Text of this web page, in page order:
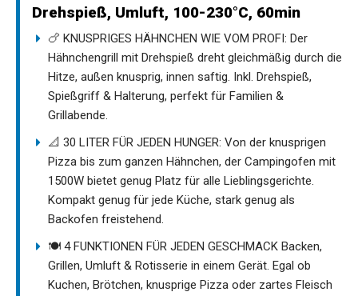
Drehspieß, Umluft, 100-230°C, 60min
🍗 KNUSPRIGES HÄHNCHEN WIE VOM PROFI: Der
Hähnchengrill mit Drehspieß dreht gleichmäßig durch die
Hitze, außen knusprig, innen saftig. Inkl. Drehspieß,
Spießgriff & Halterung, perfekt für Familien &
Grillabende.
📐 30 LITER FÜR JEDEN HUNGER: Von der knusprigen
Pizza bis zum ganzen Hähnchen, der Campingofen mit
1500W bietet genug Platz für alle Lieblingsgerichte.
Kompakt genug für jede Küche, stark genug als
Backofen freistehend.
🍽️ 4 FUNKTIONEN FÜR JEDEN GESCHMACK Backen,
Grillen, Umluft & Rotisserie in einem Gerät. Egal ob
Kuchen, Brötchen, knusprige Pizza oder zartes Fleisch